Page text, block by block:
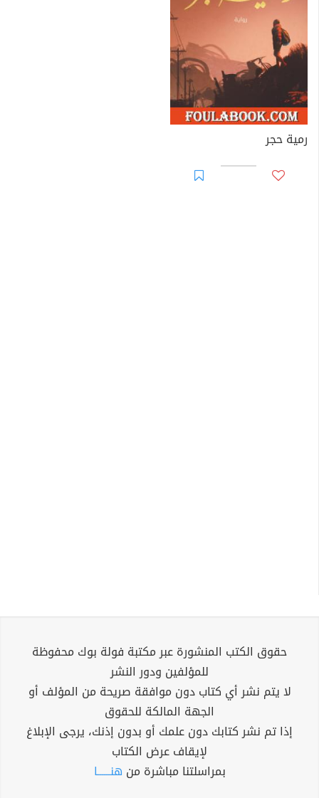
رمية حجر
حقوق الكتب المنشورة عبر مكتبة فولة بوك محفوظة
للمؤلفين ودور النشر
لا يتم نشر أي كتاب دون موافقة صريحة من المؤلف أو
الجهة المالكة للحقوق
إذا تم نشر كتابك دون علمك أو بدون إذنك، يرجى الإبلاغ
لإيقاف عرض الكتاب
بمراسلتنا مباشرة من هنــــــا